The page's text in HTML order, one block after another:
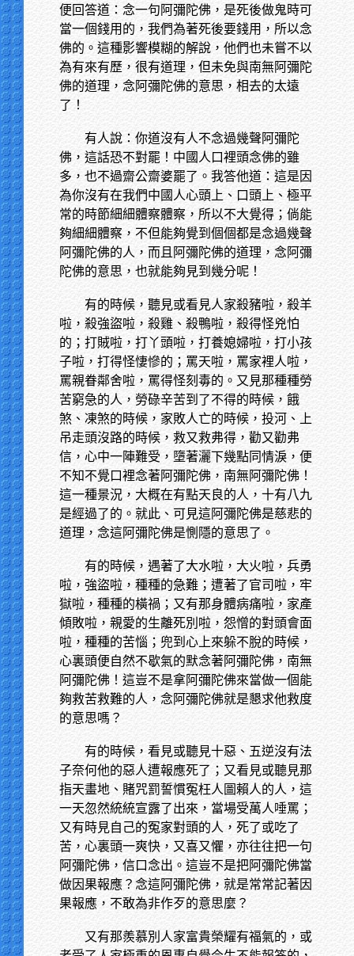
便回答道：念一句阿彌陀佛，是死後做鬼時可
當一個錢用的，我們為著死後要錢用，所以念
佛的。這種影響模糊的解說，他們也未嘗不以
為有來有歷，很有道理，但未免與南無阿彌陀
佛的道理，念阿彌陀佛的意思，相去的太遠
了！
有人說：你道沒有人不念過幾聲阿彌陀
佛，這話恐不對罷！中國人口裡頭念佛的雖
多，也不過齋公齋婆罷了。我答他道：這是因
為你沒有在我們中國人心頭上、口頭上、極平
常的時節細細體察體察，所以不大覺得；倘能
夠細細體察，不但能夠覺到個個都是念過幾聲
阿彌陀佛的人，而且阿彌陀佛的道理，念阿彌
陀佛的意思，也就能夠見到幾分呢！
有的時候，聽見或看見人家殺豬啦，殺羊
啦，殺強盜啦，殺雞、殺鴨啦，殺得怪兇怕
的；打賊啦，打丫頭啦，打養媳婦啦，打小孩
子啦，打得怪悽慘的；罵天啦，罵家裡人啦，
罵親眷鄰舍啦，罵得怪刻毒的。又見那種種勞
苦窮急的人，勞碌辛苦到了不得的時候，餓
煞、凍煞的時候，家敗人亡的時候，投河、上
吊走頭沒路的時候，救又救弗得，勸又勸弗
信，心中一陣難受，墮著灑下幾點同情淚，便
不知不覺口裡念著阿彌陀佛，南無阿彌陀佛！
這一種景況，大概在有點天良的人，十有八九
是經過了的。就此、可見這阿彌陀佛是慈悲的
道理，念這阿彌陀佛是惻隱的意思了。
有的時候，遇著了大水啦，大火啦，兵勇
啦，強盜啦，種種的急難；遭著了官司啦，牢
獄啦，種種的橫禍；又有那身體病痛啦，家產
傾敗啦，親愛的生離死別啦，怨憎的對頭會面
啦，種種的苦惱；兜到心上來躲不脫的時候，
心裏頭便自然不歇氣的默念著阿彌陀佛，南無
阿彌陀佛！這豈不是拿阿彌陀佛來當做一個能
夠救苦救難的人，念阿彌陀佛就是懇求他救度
的意思嗎？
有的時候，看見或聽見十惡、五逆沒有法
子奈何他的惡人遭報應死了；又看見或聽見那
指天畫地、賭咒罰誓慣冤枉人圖賴人的人，這
一天忽然統統宣露了出來，當場受萬人唾罵；
又有時見自己的冤家對頭的人，死了或吃了
苦，心裏頭一爽快，又喜又懼，亦往往把一句
阿彌陀佛，信口念出。這豈不是把阿彌陀佛當
做因果報應？念這阿彌陀佛，就是常常記著因
果報應，不敢為非作歹的意思麼？
又有那羨慕別人家富貴榮耀有福氣的，或